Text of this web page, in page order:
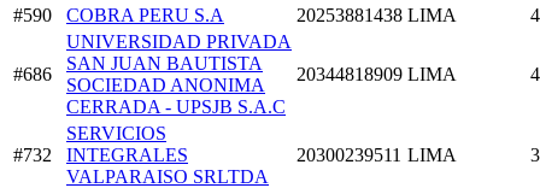
#590 COBRA PERU S.A 20253881438 LIMA
#686
UNIVERSIDAD PRIVADA
SAN JUAN BAUTISTA
SOCIEDAD ANONIMA
CERRADA - UPSJB S.A.C
20344818909 LIMA
#732
SERVICIOS
INTEGRALES
VALPARAISO SRLTDA
20300239511 LIMA